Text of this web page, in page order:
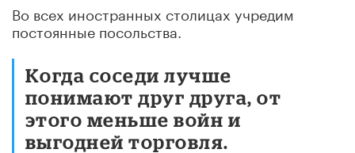
Во всех иностранных столицах учредим
постоянные посольства.
Когда соседи лучше
понимают друг друга, от
этого меньше войн и
выгодней торговля.